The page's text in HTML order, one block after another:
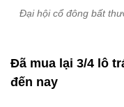
Đại hội cổ đông bất
Đã mua lại 3/4 lô
đến nay